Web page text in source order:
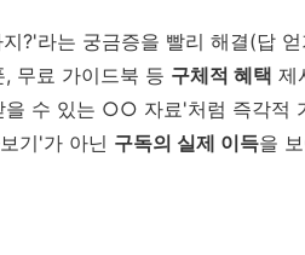
?'라는 궁금증을 빨리 해결(답
무료 가이드북 등 구체적 혜택 제
수 있는 ○○ 자료'처럼 즉각적
기'가 아닌 구독의 실제 이득을